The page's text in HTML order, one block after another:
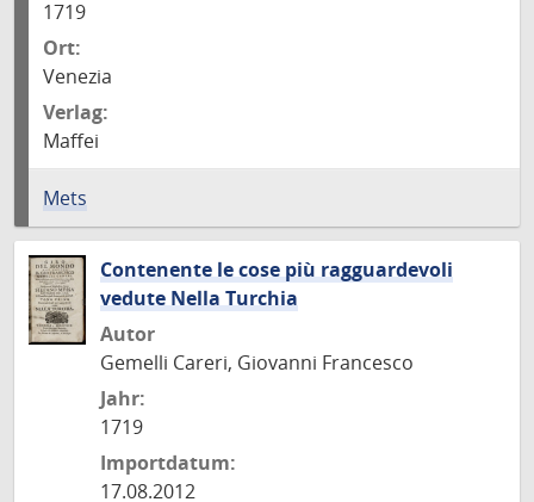
1719
Ort:
Venezia
Verlag:
Maffei
Mets
Contenente le cose più ragguardevoli
vedute Nella Turchia
Autor
Gemelli Careri, Giovanni Francesco
Jahr:
1719
Importdatum:
17.08.2012